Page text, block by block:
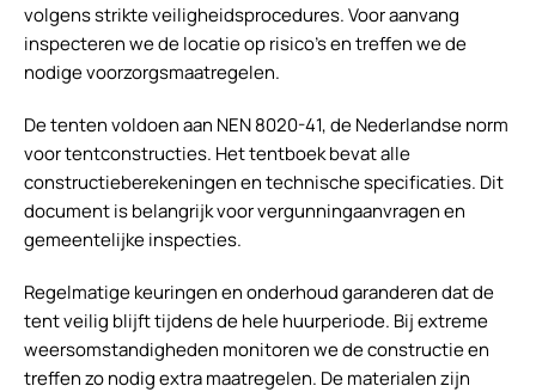
volgens strikte veiligheidsprocedures. Voor aanvang
inspecteren we de locatie op risico’s en treffen we de
nodige voorzorgsmaatregelen.
De tenten voldoen aan NEN 8020-41, de Nederlandse norm
voor tentconstructies. Het tentboek bevat alle
constructieberekeningen en technische specificaties. Dit
document is belangrijk voor vergunningaanvragen en
gemeentelijke inspecties.
Regelmatige keuringen en onderhoud garanderen dat de
tent veilig blijft tijdens de hele huurperiode. Bij extreme
weersomstandigheden monitoren we de constructie en
treffen zo nodig extra maatregelen. De materialen zijn